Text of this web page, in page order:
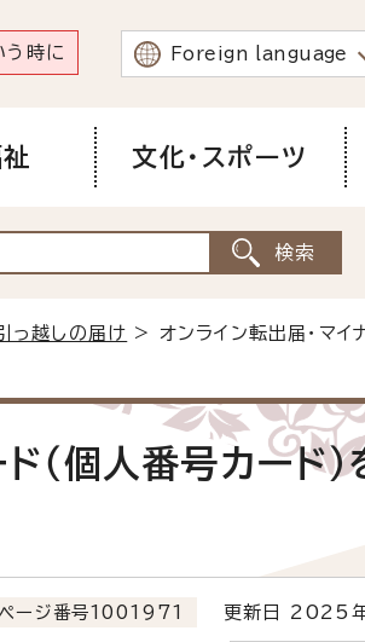
う時に Foreign language
文化・スポーツ
っ越しの届け > オンライン転出届・マイ
（個人番号カード
ージ番号1001971 更新日 2025